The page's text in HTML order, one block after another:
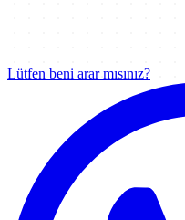
Lütfen beni arar mısınız?